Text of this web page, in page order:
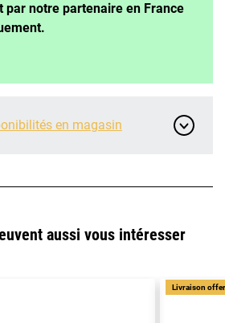
par notre partenaire en France
en magasin
aussi vous intéresser
Livraison